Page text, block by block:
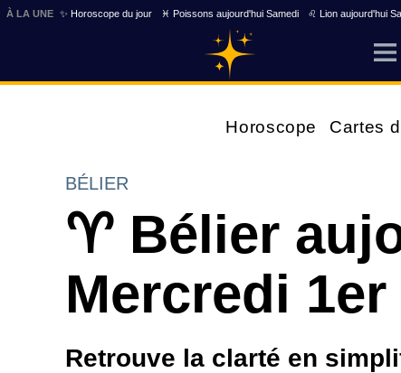
À LA UNE ✨ Horoscope du jour ♓ Poissons aujourd'hui Samedi ♌ Lion aujourd'hui
Horoscope Cartes
BÉLIER
♈ Bélier
Mercredi
Retrouve la clarté en